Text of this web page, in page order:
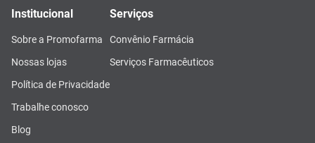
Institucional
Sobre a Promofarma
Nossas lojas
Política de Privacidade
Trabalhe conosco
Blog
Serviços
Convênio Farmácia
Serviços Farmacêuticos